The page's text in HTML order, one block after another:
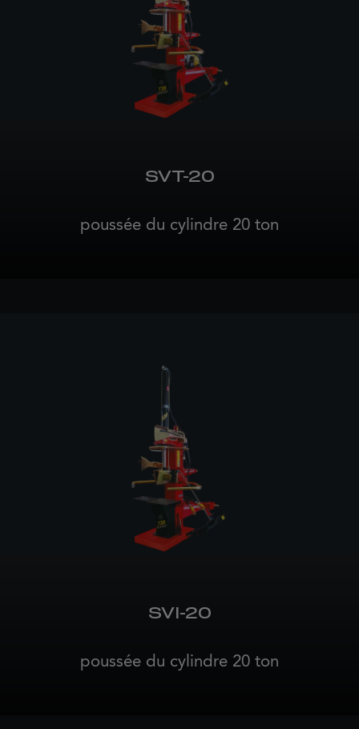
SVT-20
poussée du cylindre 20 ton
SVI-20
poussée du cylindre 20 ton